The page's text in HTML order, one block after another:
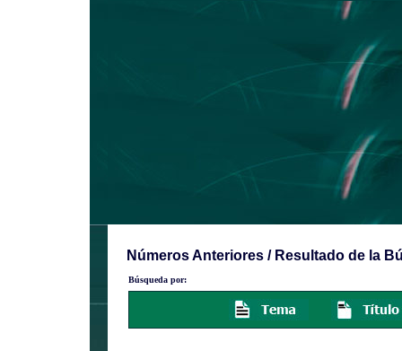
Números Anteriores / Resultado de la
Búsqueda por: